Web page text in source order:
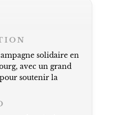
solidaire en
avec un grand
soutenir la